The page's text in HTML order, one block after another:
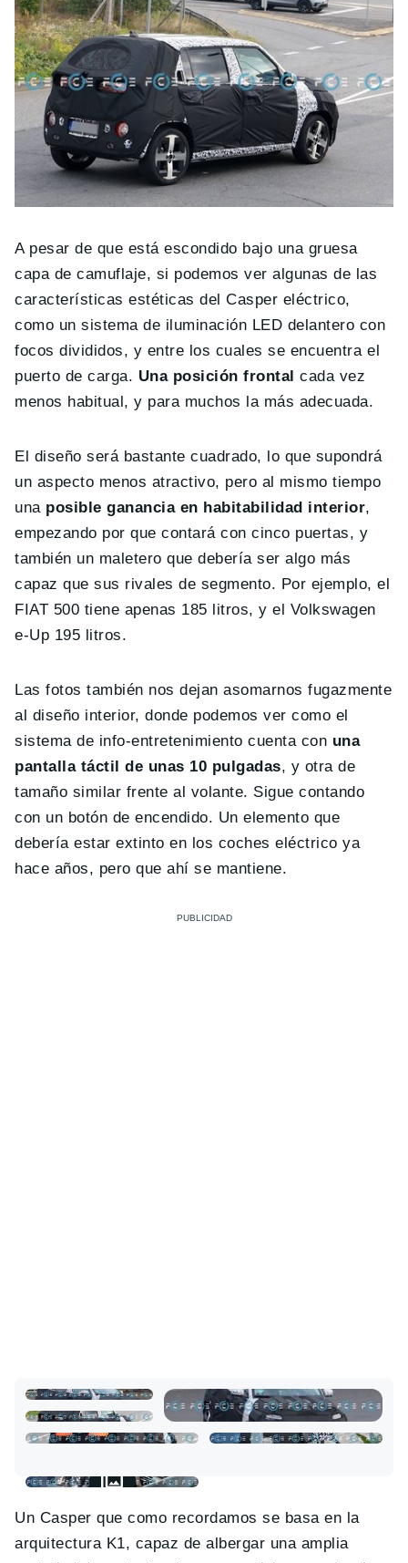
A pesar de que está escondido bajo una gruesa
capa de camuflaje, si podemos ver algunas de las
características estéticas del Casper eléctrico,
como un sistema de iluminación LED delantero con
focos divididos, y entre los cuales se encuentra el
puerto de carga. Una posición frontal cada vez
menos habitual, y para muchos la más adecuada.
El diseño será bastante cuadrado, lo que supondrá
un aspecto menos atractivo, pero al mismo tiempo
una posible ganancia en habitabilidad interior,
empezando por que contará con cinco puertas, y
también un maletero que debería ser algo más
capaz que sus rivales de segmento. Por ejemplo, el
FIAT 500 tiene apenas 185 litros, y el Volkswagen
e-Up 195 litros.
Las fotos también nos dejan asomarnos fugazmente
al diseño interior, donde podemos ver como el
sistema de info-entretenimiento cuenta con una
pantalla táctil de unas 10 pulgadas, y otra de
tamaño similar frente al volante. Sigue contando
con un botón de encendido. Un elemento que
debería estar extinto en los coches eléctrico ya
hace años, pero que ahí se mantiene.
Un Casper que como recordamos se basa en la
arquitectura K1, capaz de albergar una amplia